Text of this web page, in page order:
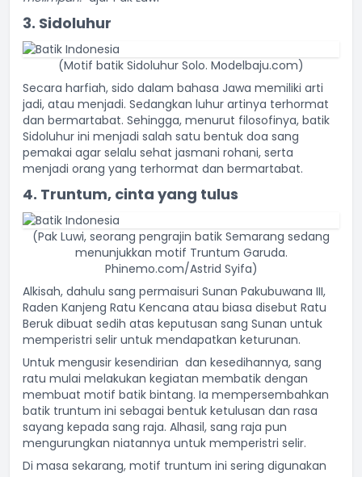
3. Sidoluhur
(Motif batik Sidoluhur Solo. Modelbaju.com)
Secara harfiah, sido dalam bahasa Jawa memiliki arti
jadi, atau menjadi. Sedangkan luhur artinya terhormat
dan bermartabat. Sehingga, menurut filosofinya, batik
Sidoluhur ini menjadi salah satu bentuk doa sang
pemakai agar selalu sehat jasmani rohani, serta
menjadi orang yang terhormat dan bermartabat.
4. Truntum, cinta yang tulus
(Pak Luwi, seorang pengrajin batik Semarang sedang
menunjukkan motif Truntum Garuda.
Phinemo.com/Astrid Syifa)
Alkisah, dahulu sang permaisuri Sunan Pakubuwana III,
Raden Kanjeng Ratu Kencana atau biasa disebut Ratu
Beruk dibuat sedih atas keputusan sang Sunan untuk
memperistri selir untuk mendapatkan keturunan.
Untuk mengusir kesendirian dan kesedihannya, sang
ratu mulai melakukan kegiatan membatik dengan
membuat motif batik bintang. Ia mempersembahkan
batik truntum ini sebagai bentuk ketulusan dan rasa
sayang kepada sang raja. Alhasil, sang raja pun
mengurungkan niatannya untuk memperistri selir.
Di masa sekarang, motif truntum ini sering digunakan